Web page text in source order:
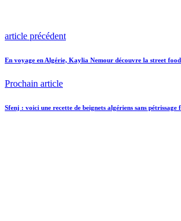
article précédent
En voyage en Algérie, Kaylia Nemour découvre la street
Prochain article
Sfenj : voici une recette de beignets algériens sans pétrissage